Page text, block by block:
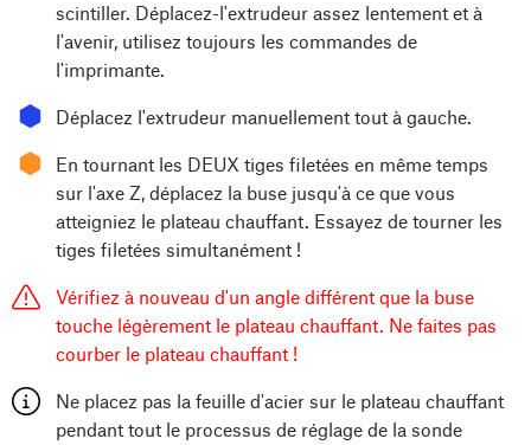
scintiller. Déplacez-l'extrudeur assez lentement et à
l'avenir, utilisez toujours les commandes de
l'imprimante.
⬢ Déplacez l'extrudeur manuellement tout à gauche.
⬢
En tournant les DEUX tiges filetées en même temps
sur l'axe Z, déplacez la buse jusqu'à ce que vous
atteigniez le plateau chauffant. Essayez de tourner les
tiges filetées simultanément !
Vérifiez à nouveau d'un angle différent que la buse
touche légèrement le plateau chauffant. Ne faites pas
courber le plateau chauffant !
Ne placez pas la feuille d'acier sur le plateau chauffant
pendant tout le processus de réglage de la sonde